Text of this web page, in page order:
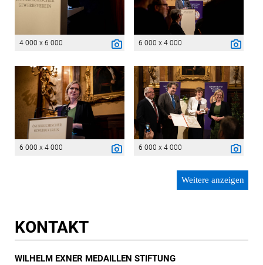
4 000 x 6 000 6 000 x 4 000
6 000 x 4 000 6 000 x 4 000
Weitere anzeigen
KONTAKT
WILHELM EXNER MEDAILLEN STIFTUNG